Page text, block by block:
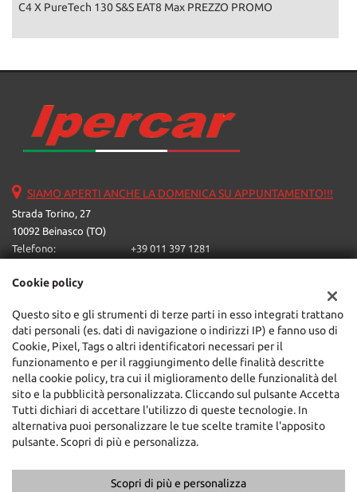
C4 X PureTech 130 S&S EAT8 Max PREZZO PROMO
SIAMO APERTI ANCHE LA DOMENICA SU APPUNTAMENTO!!!
Strada Torino, 27
10092 Beinasco (TO)
Telefono:
+39 011 397 1281
Indicazioni stradali
Dati fiscali:
Ipercar Srl
Strada Torino, 27, Beinasco (TO)
C.F/P.IVA:05624230016
Registro delle imprese:TO
Copyright © 2026 GestionaleAuto.com S.r.l., Tutti i diritti riservati -
Cookie policy
Questo sito e gli strumenti di terze parti in esso integrati trattano
dati personali (es. dati di navigazione o indirizzi IP) e fanno uso di
Cookie, Pixel, Tags o altri identificatori necessari per il
funzionamento e per il raggiungimento delle finalità descritte
nella cookie policy, tra cui il miglioramento delle funzionalità del
sito e la pubblicità personalizzata. Cliccando sul pulsante Accetta
Tutti dichiari di accettare l'utilizzo di queste tecnologie. In
alternativa puoi personalizzare le tue scelte tramite l'apposito
pulsante. Scopri di più e personalizza.
Scopri di più e personalizza